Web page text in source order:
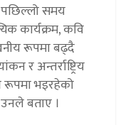
समय
कार्यक्रम, कवि
रूपमा बढ्दै
र अन्तर्राष्ट्रिय
रूपमा भइरहेको
बताए ।